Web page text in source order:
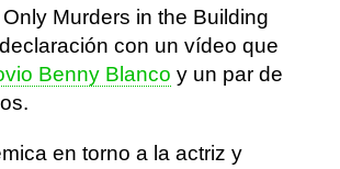
Murders in the Building
con un vídeo que
Benny Blanco y un par de
en torno a la actriz y